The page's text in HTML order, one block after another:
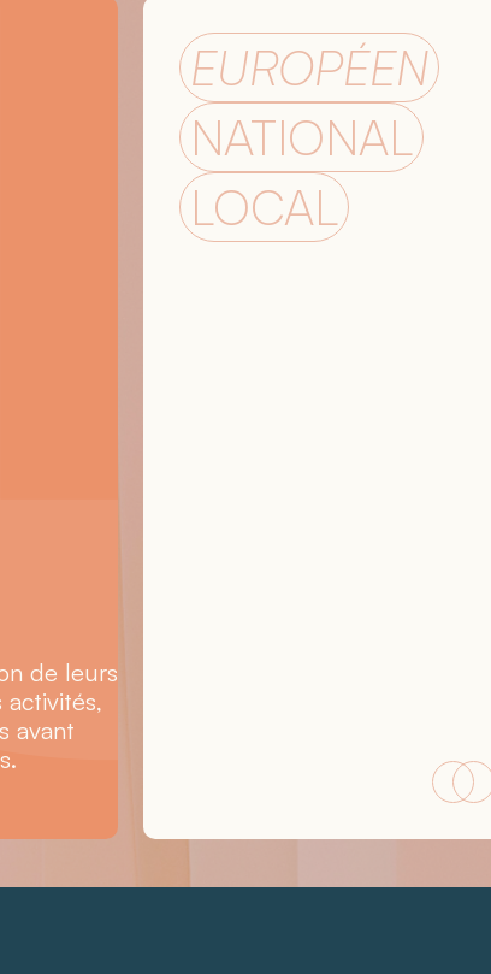
de leurs
activités,
avant
EUROPÉEN
NATIONAL
LOCAL